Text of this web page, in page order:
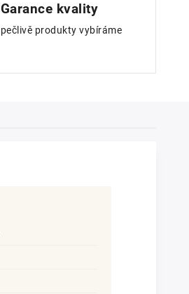
Garance kvality
pečlivě produkty vybíráme